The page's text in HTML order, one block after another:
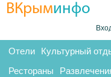
ВКрыминфо
Отели Культурный
Рестораны